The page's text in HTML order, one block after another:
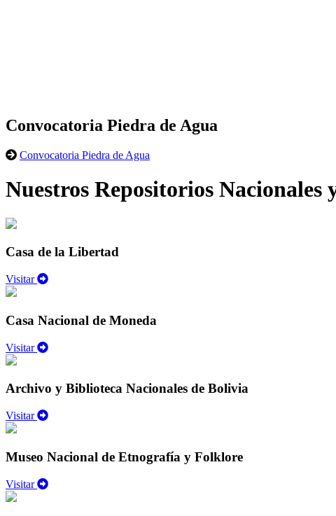
Convocatoria Piedra de Agua
Convocatoria Piedra de Agua
Nuestros Repositorios Nacionales
Casa de la Libertad
Visitar
Casa Nacional de Moneda
Visitar
Archivo y Biblioteca Nacionales de Bolivia
Visitar
Museo Nacional de Etnografía y Folklore
Visitar